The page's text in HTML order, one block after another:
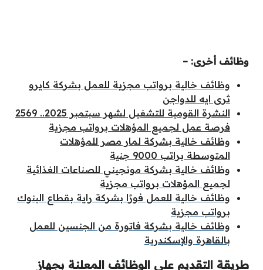
وظائف أخرى: –
وظائف خالية برواتب مجزية للعمل بشركة كايرو
ثرى ايه للدواجن
النشرة القومية للتشغيل لشهر سبتمبر 2025.. 2569
فرصة عمل لجميع المؤهلات برواتب مجزية
وظائف خالية بشركة لمار مصر للمؤهلات
المتوسطة براتب 9000 جنية
وظائف خالية بشركة مونجيني للصناعات الغذائية
لجميع المؤهلات برواتب مجزية
وظائف خالية للعمل فورًا بشركة راية بقطاع البنوك
برواتب مجزية
وظائف خالية بشركة فاتورة من الجنسين للعمل
بالقاهرة والإسكندرية
طريقة التقديم على الوظائف المعلنة بجهاز